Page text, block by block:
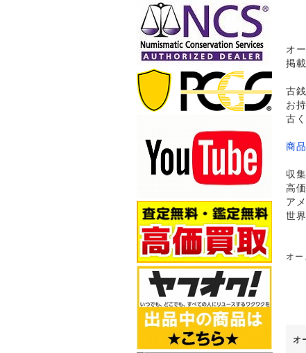
オ
掲
古
お
古
商
収
高
ア
世
オ
オ